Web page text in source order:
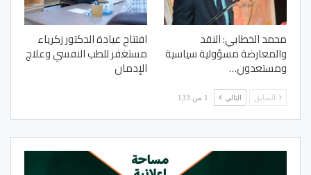
محمد الخطابي: النقد
والمعارضة مسؤولية سياسية
ومستعدون…
افتتاح عيادة الدكتور زكرياء
مستغفر للطب النفسي وعلاج
الإدمان
السابق التالي 1 من 133